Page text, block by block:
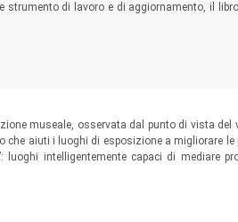
strumento di lavoro e di aggiornamento, il
figure professionali che vogliano approfondire
a realizzare interventi creativi per facilitare
museale, osservata dal punto di vista del
che aiuti i luoghi di esposizione a migliorare
luoghi intelligentemente capaci di mediare